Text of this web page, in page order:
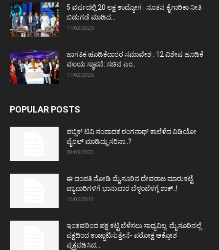
5 ವರ್ಷದಲ್ಲಿ 20 ಲಕ್ಷ ಉದ್ಯೋಗ : ನೂತನ ಕೈಗಾರಿಕಾ ನೀತಿ
ಬಿಡುಗಡೆ ಮಾಡಿದ...
11/02/2025
ಜಾಗತಿಕ ಹೂಡಿಕೆದಾರರ ಸಮಾವೇಶ : 12 ವಿಶೇಷ ಹೂಡಿಕೆ
ವಲಯ ಸ್ಥಾಪನೆ: ಸಚಿವ ಎಂ...
11/02/2025
POPULAR POSTS
ಪಬ್ಲಿಕ್ ಟಿವಿ ಸಂಪಾದಕ ರಂಗನಾಥ್ ಕಾಲೆಳೆದ ವಿಡಿಯೋ
ವೈರಲ್ ಮಾಡಿದ್ದು ಸರಿನಾ..?
30/03/2020
ಈ ದಂಪತಿ ನೋಡಿ ಮೈಸೂರಿನ ದೇವರಾಜ ಮಾರುಕಟ್ಟೆ
ವ್ಯಾಪಾರಿಗಳಿಗೆ ಭಾನುವಾರ ಬೆಳ್ಳಂಬೆಳಗ್ಗೆ ಶಾಕ್..!
16/06/2019
ಇಂತವರಿಂದ ಪಕ್ಷ ಕಟ್ಟಿ ಬೆಳೆಸಲು ಸಾಧ್ಯವಿಲ್ಲ: ಮೈಸೂರಿನಲ್ಲೆ
ಪಕ್ಷದಿಂದ ಉಚ್ಚಾಟಿಸುತ್ತೇನೆ- ಪರೋಕ್ಷ ಆಕ್ರೋಶ
ವ್ಯಕ್ತಪಡಿಸಿದ...